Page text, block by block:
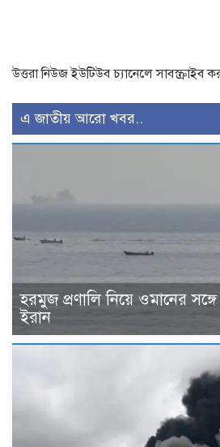
উত্তরা নিউজ ইউটিউব চ্যানেলে সাবস্ক্রাইব
এ জাতীয় আরো খবর..
হরমুজ প্রণালি নিয়ে ওমানের সঙ্গে
ইরান